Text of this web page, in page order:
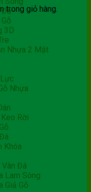
trong giỏ hàng.
Đá
3D
Nhựa 2 Mặt
Nhựa
Rời
Khóa
Vân Đá
Lam Sóng
Giả Gỗ